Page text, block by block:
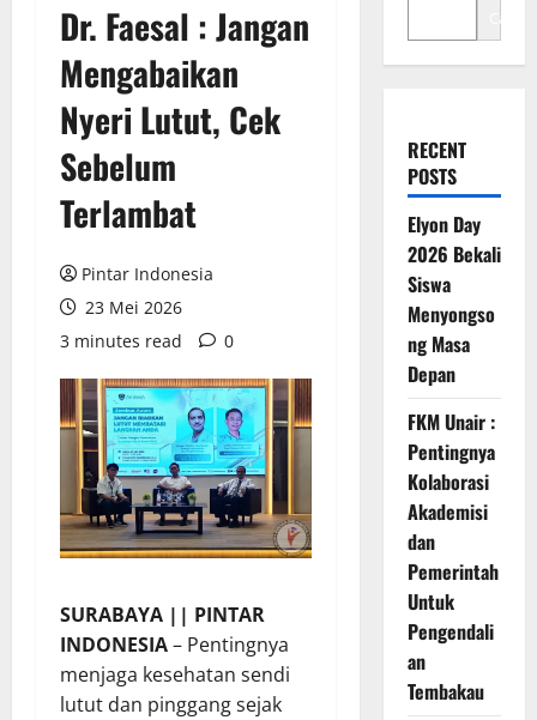
Dr. Faesal : Jangan
Mengabaikan
Nyeri Lutut, Cek
Sebelum
Terlambat
Pintar Indonesia
23 Mei 2026
3 minutes read
0
SURABAYA || PINTAR
INDONESIA– Pentingnya
menjaga kesehatan sendi
lutut dan pinggang sejak
Cari
RECENT
POSTS
Elyon Day
2026 Bekali
Siswa
Menyongso
ng Masa
Depan
FKM Unair :
Pentingnya
Kolaborasi
Akademisi
dan
Pemerintah
Untuk
Pengendali
an
Tembakau